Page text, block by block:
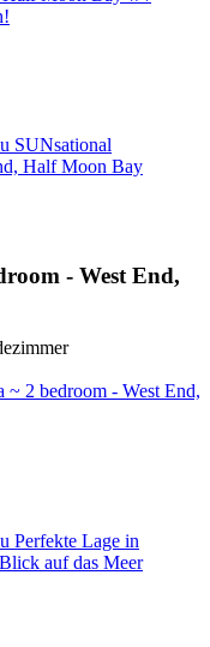
SUNsational
Half Moon Bay
- West End,
~ 2 bedroom - West End,
Perfekte Lage in
auf das Meer